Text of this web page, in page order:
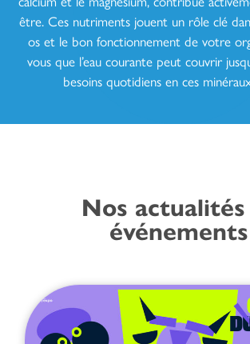
être. Ces nutriments jouent un rôle clé
os et le bon fonctionnement de votre
vous que l’eau courante peut couvrir
besoins quotidiens en ces
Nos
événements